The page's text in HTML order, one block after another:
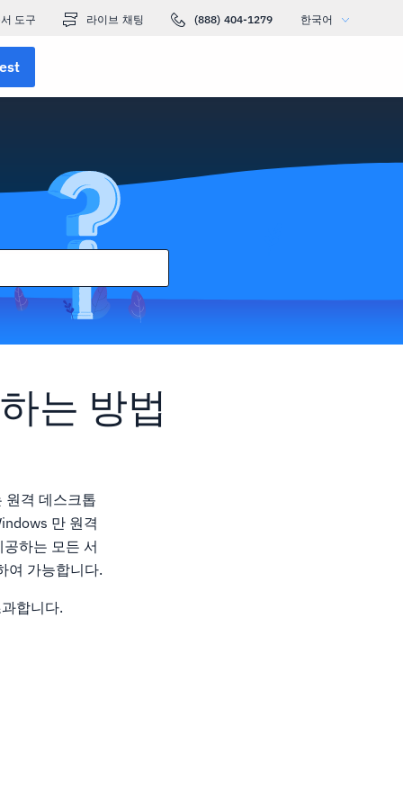
도구 라이브 채팅 (888) 404-1279 한국어
는 방법
원격 데스크톱
만 원격
하는 모든 서
여 가능합니다.
합니다.